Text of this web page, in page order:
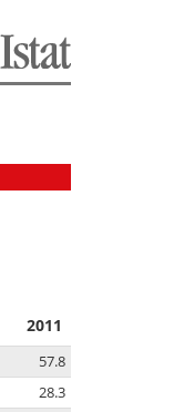
2011
57.8
28.3